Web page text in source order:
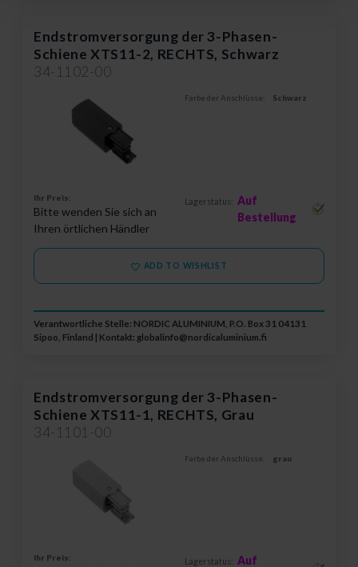
Endstromversorgung der 3-Phasen-
Schiene XTS11-2, RECHTS, Schwarz
34-1102-00
Farbe der Anschlüsse: Schwarz
Ihr Preis:
Bitte wenden Sie sich an
Ihren örtlichen Händler
Lagerstatus: Auf
Bestellung
ADD TO WISHLIST
Verantwortliche Stelle: NORDIC ALUMINIUM, P.O. Box 31 04131
Sipoo, Finland | Kontakt: globalinfo@nordicaluminium.fi
Endstromversorgung der 3-Phasen-
Schiene XTS11-1, RECHTS, Grau
34-1101-00
Farbe der Anschlüsse: grau
Ihr Preis: Lagerstatus: Auf